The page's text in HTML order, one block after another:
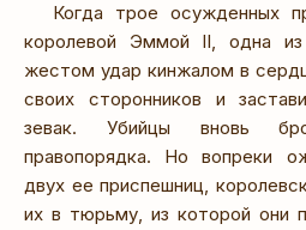
Когда трое осужденных
королевой Эммой II, одна
жестом удар кинжалом в
своих сторонников и
зевак. Убийцы вновь
правопорядка. Но вопреки
двух ее приспешниц,
их в тюрьму, из которой они